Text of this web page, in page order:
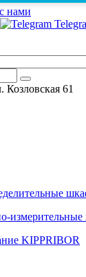
нами
Козловская 61
KIPPRIBOR